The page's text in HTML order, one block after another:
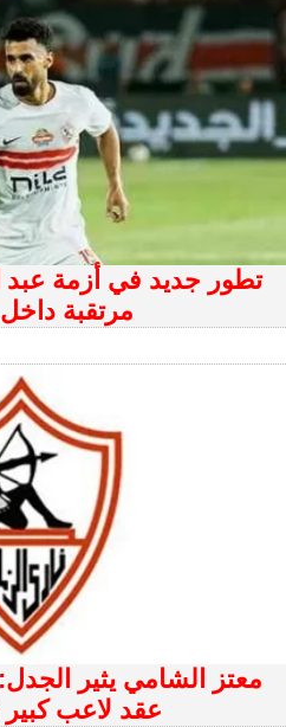
تطور جديد في أزمة عبد
مرتقبة
معتز الشامي يثير
عقد لاعب